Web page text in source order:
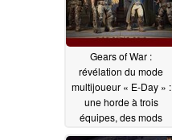
Gears of War :
révélation du mode
multijoueur « E-Day » :
une horde à trois
équipes, des mods